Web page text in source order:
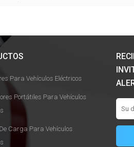
Para Vehículos Eléctricos
Portátiles Para Vehículos
Carga Para Vehículos